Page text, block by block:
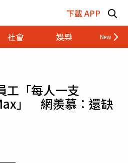
下載 APP
社會 娛樂 財經
工「每人一支
」 網羨慕：還缺